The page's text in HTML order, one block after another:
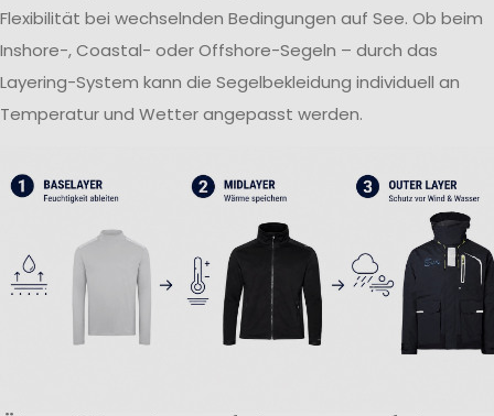
Flexibilität bei wechselnden Bedingungen auf See. Ob beim
Inshore-, Coastal- oder Offshore-Segeln – durch das
Layering-System kann die Segelbekleidung individuell an
Temperatur und Wetter angepasst werden.